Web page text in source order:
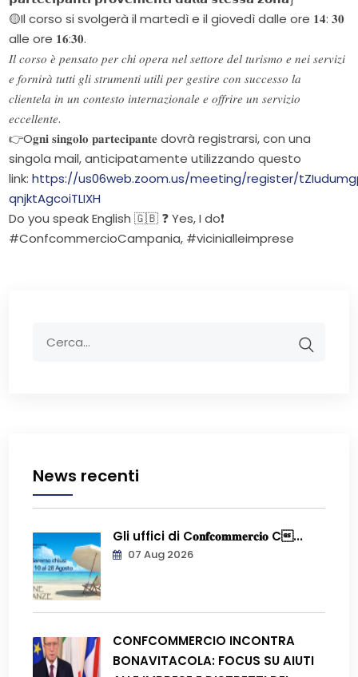
News recenti
Gli uffici di C𝐨𝐧𝐟𝐜𝐨𝐦𝐦𝐞𝐫𝐜𝐢𝐨 C...
07 Aug 2026
CONFCOMMERCIO INCONTRA
BONAVITACOLA: FOCUS SU AIUTI
🟡Il corso si svolgerà il martedì e il giovedì dalle ore 𝟏𝟒: 𝟑𝟎
alle ore 𝟏𝟔:𝟑𝟎.
𝐼𝑙 𝑐𝑜𝑟𝑠𝑜 𝑒̀ 𝑝𝑒𝑛𝑠𝑎𝑡𝑜 𝑝𝑒𝑟 𝑐ℎ𝑖 𝑜𝑝𝑒𝑟𝑎 𝑛𝑒𝑙 𝑠𝑒𝑡𝑡𝑜𝑟𝑒 𝑑𝑒𝑙 𝑡𝑢𝑟𝑖𝑠𝑚𝑜 𝑒 𝑛𝑒𝑖 𝑠𝑒𝑟𝑣𝑖𝑧𝑖
𝑒 𝑓𝑜𝑟𝑛𝑖𝑟𝑎̀ 𝑡𝑢𝑡𝑡𝑖 𝑔𝑙𝑖 𝑠𝑡𝑟𝑢𝑚𝑒𝑛𝑡𝑖 𝑢𝑡𝑖𝑙𝑖 𝑝𝑒𝑟 𝑔𝑒𝑠𝑡𝑖𝑟𝑒 𝑐𝑜𝑛 𝑠𝑢𝑐𝑐𝑒𝑠𝑠𝑜 𝑙𝑎
𝑐𝑙𝑖𝑒𝑛𝑡𝑒𝑙𝑎 𝑖𝑛 𝑢𝑛 𝑐𝑜𝑛𝑡𝑒𝑠𝑡𝑜 𝑖𝑛𝑡𝑒𝑟𝑛𝑎𝑧𝑖𝑜𝑛𝑎𝑙𝑒 𝑒 𝑜𝑓𝑓𝑟𝑖𝑟𝑒 𝑢𝑛 𝑠𝑒𝑟𝑣𝑖𝑧𝑖𝑜
𝑒𝑐𝑐𝑒𝑙𝑙𝑒𝑛𝑡𝑒.
👉O𝐠𝐧𝐢 𝐬𝐢𝐧𝐠𝐨𝐥𝐨 𝐩𝐚𝐫𝐭𝐞𝐜𝐢𝐩𝐚𝐧𝐭𝐞 dovrà registrarsi, con una
singola mail, anticipatamente utilizzando questo
link: https://us06web.zoom.us/meeting/register/
qnjktAgcoiTLIXH
Do you speak English 🇬🇧 ❓ Yes, I do❗
#ConfcommercioCampania, #vicinialleimprese